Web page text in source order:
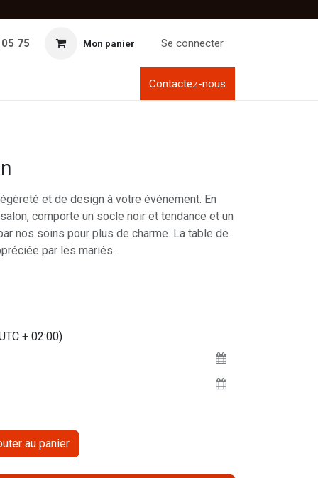
75 Mon panier Se connecter
Contactez-nous
et de design à votre événement. En
comporte un socle noir et tendance et un
nos soins pour plus de charme. La table de
par les mariés.
+ 02:00)
au panier